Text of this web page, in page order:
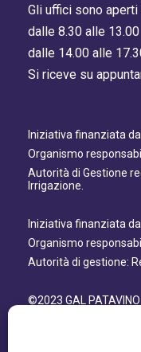
Gli uffici sono
dalle 8.30 alle 13.00
dalle 14.00 alle
Si riceve su
Iniziativa finanziata
Organismo
Autorità di Gestione
Irrigazione.
Iniziativa finanziata
Organismo
Autorità di gestione:
©2023 GAL